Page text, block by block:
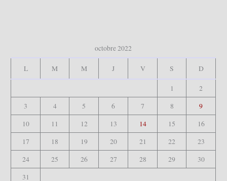
octobre 2022
L M M J V S D
1
2
3
4 5 6 7 8
9
10
11 12 13 14 15
16
17
18 19 20 21 22
23
24
25 26 27 28 29
30
31